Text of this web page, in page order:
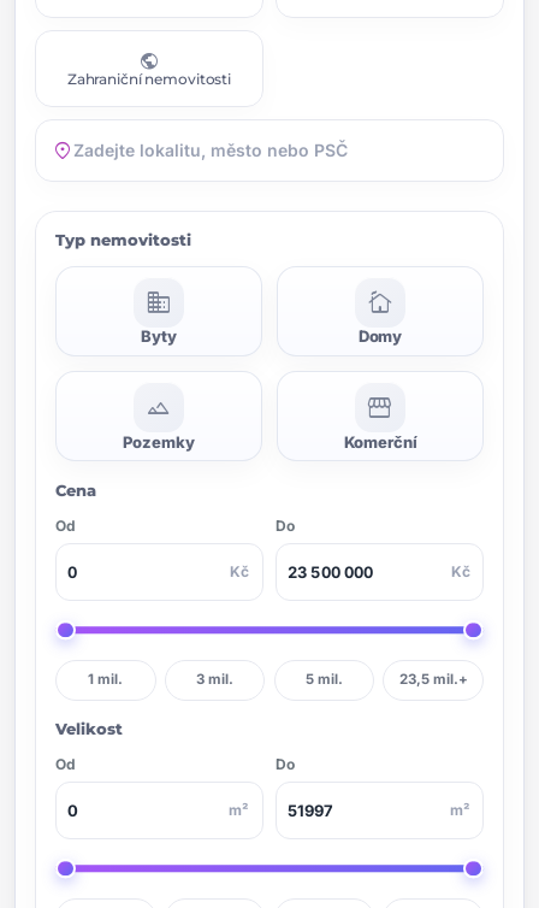
public
Zahraniční nemovitosti
location_on
Typ nemovitosti
domain
Byty
cottage
Domy
landscape
Pozemky
storefront
Komerční
Cena
Od
Kč
Do
Kč
1 mil. 3 mil. 5 mil. 23,5 mil.+
Velikost
Od
m²
Do
m²